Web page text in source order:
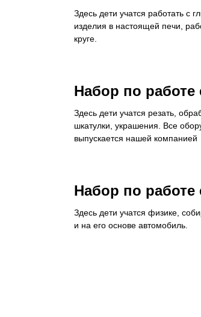
Здесь дети учатся работать с
изделия в настоящей печи,
круге.
Набор по работе
Здесь дети учатся резать,
шкатулки, украшения. Все
выпускается нашей компанией
Набор по работе
Здесь дети учатся физике,
и на его основе автомобиль.